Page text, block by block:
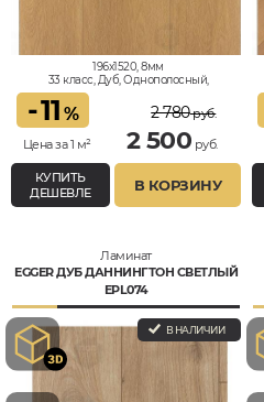
196x1520, 8мм
33 класс, Дуб, Однополосный,
-11 %
Цена за 1 м²
2 780руб.
2 500 руб.
КУПИТЬ
ДЕШЕВЛЕ
В КОРЗИНУ
Ламинат
EGGER ДУБ ДАННИНГТОН СВЕТЛЫЙ
EPL074
В НАЛИЧИИ